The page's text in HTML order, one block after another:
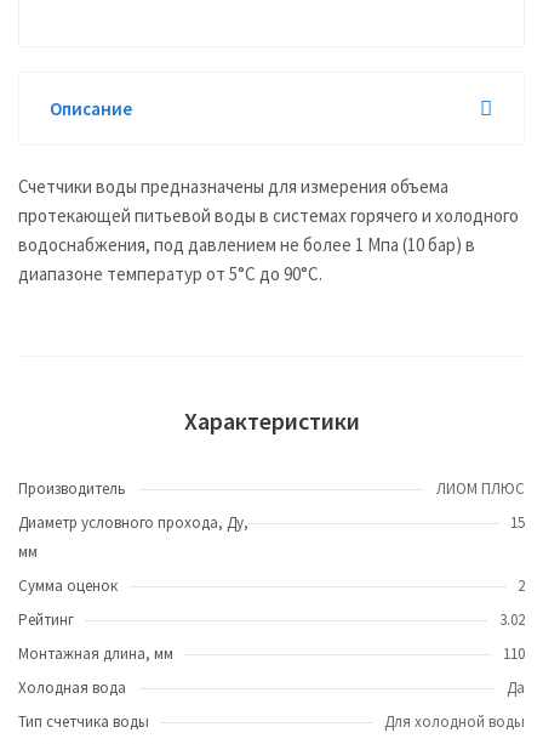
Описание
Счетчики воды предназначены для измерения объема
протекающей питьевой воды в системах горячего и холодного
водоснабжения, под давлением не более 1 Мпа (10 бар) в
диапазоне температур от 5°С до 90°С.
Характеристики
Производитель
ЛИОМ ПЛЮС
Диаметр условного прохода, Ду,
мм
15
Сумма оценок
2
Рейтинг
3.02
Монтажная длина, мм
110
Холодная вода
Да
Тип счетчика воды
Для холодной воды